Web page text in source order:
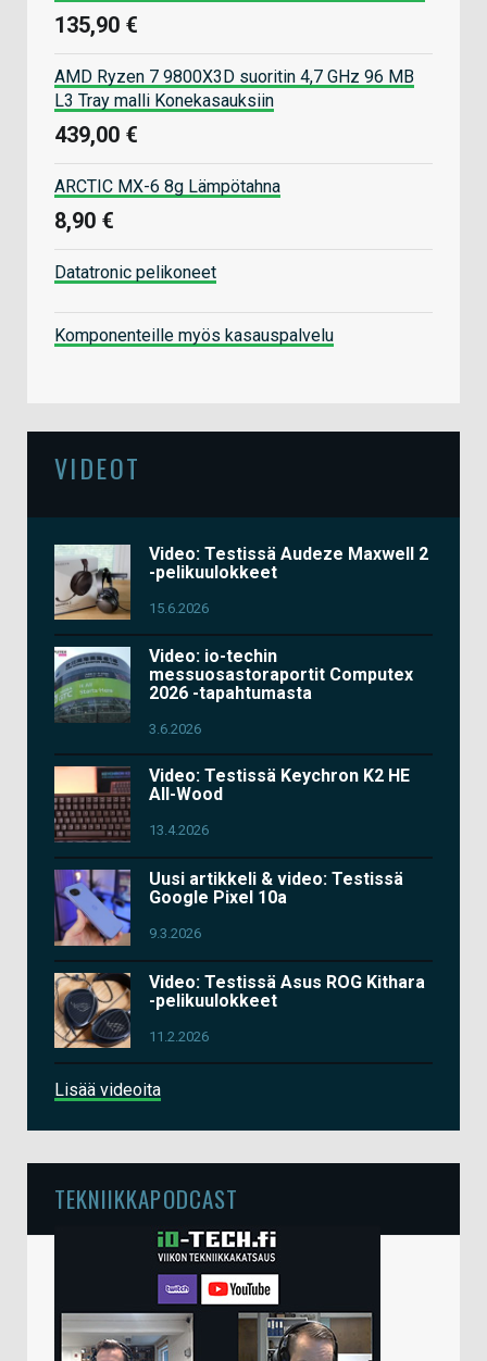
135,90 €
AMD Ryzen 7 9800X3D suoritin 4,7 GHz 96 MB
L3 Tray malli Konekasauksiin
439,00 €
ARCTIC MX-6 8g Lämpötahna
8,90 €
Datatronic pelikoneet
Komponenteille myös kasauspalvelu
VIDEOT
Video: Testissä Audeze Maxwell 2
-pelikuulokkeet
15.6.2026
Video: io-techin
messuosastoraportit Computex
2026 -tapahtumasta
3.6.2026
Video: Testissä Keychron K2 HE
All-Wood
13.4.2026
Uusi artikkeli & video: Testissä
Google Pixel 10a
9.3.2026
Video: Testissä Asus ROG Kithara
-pelikuulokkeet
11.2.2026
Lisää videoita
TEKNIIKKAPODCAST